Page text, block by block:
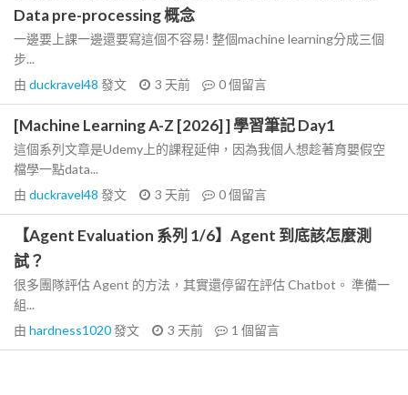
Data pre-processing 概念
一邊要上課一邊還要寫這個不容易! 整個machine learning分成三個
步...
由 duckravel48 發文 3 天前 0個留言
[Machine Learning A-Z [2026] ] 學習筆記 Day1
這個系列文章是Udemy上的課程延伸，因為我個人想趁著育嬰假空
檔學一點data...
由 duckravel48 發文 3 天前 0個留言
【Agent Evaluation 系列 1/6】Agent 到底該怎麼測
試？
很多團隊評估 Agent 的方法，其實還停留在評估 Chatbot。 準備一
組...
由 hardness1020發文 3 天前 1 個留言